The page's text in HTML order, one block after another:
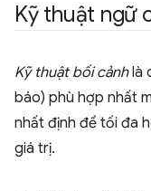
Kỹ thuật ngữ
Kỹ thuật bối cảnhlà
báo) phù hợp nhất
nhất định để tối đa
giá trị.